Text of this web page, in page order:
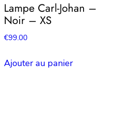
Lampe Carl-Johan –
Noir – XS
€99.00
Ajouter au panier